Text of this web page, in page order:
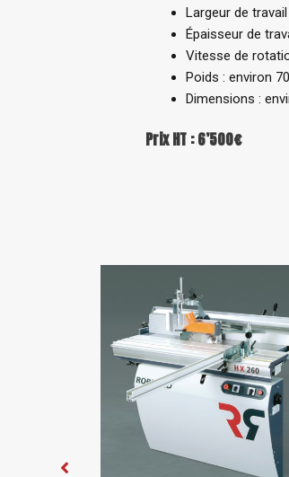
Largeur de
Épaisseur de
Vitesse de
Poids : environ
Dimensions :
Prix HT : 6’500€